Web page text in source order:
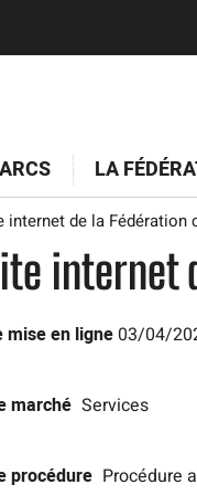
LA
internet de la Fédération
internet
mise en ligne 03/04/
marché Services
procédure Procédure